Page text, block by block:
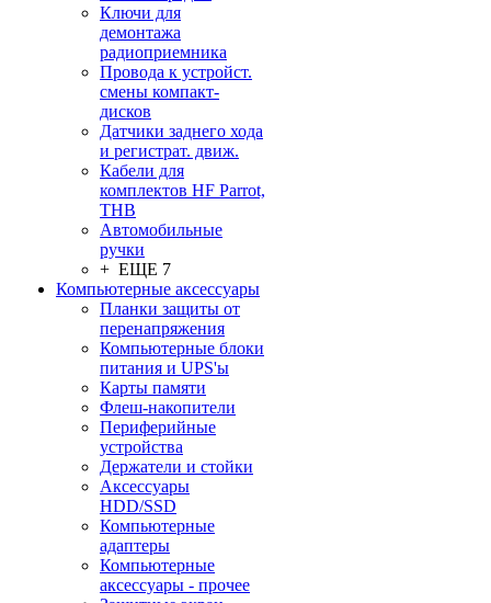
Ключи для
демонтажа
радиоприемника
Провода к устройст.
смены компакт-
дисков
Датчики заднего хода
и регистрат. движ.
Кабели для
комплектов HF Parrot,
THB
Автомобильные
ручки
+ ЕЩЕ 7
Компьютерные аксессуары
Планки защиты от
перенапряжения
Компьютерные блоки
питания и UPS'ы
Карты памяти
Флеш-накопители
Периферийные
устройства
Держатели и стойки
Аксессуары
HDD/SSD
Компьютерные
адаптеры
Компьютерные
аксессуары - прочее